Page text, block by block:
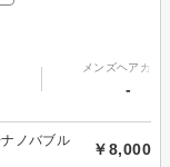
メンズヘアカラ
-
ノバブル
￥8,000